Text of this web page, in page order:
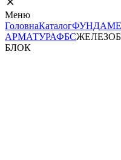
Меню
ГоловнаКаталог
АРМАТУРАФБС
БЛОК